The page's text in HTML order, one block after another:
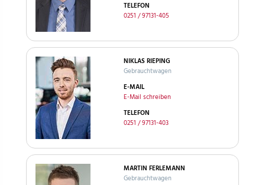
TELEFON
0251 / 97131-405
NIKLAS RIEPING
Gebrauchtwagen
E-MAIL
E-Mail schreiben
TELEFON
0251 / 97131-403
MARTIN FERLEMANN
Gebrauchtwagen